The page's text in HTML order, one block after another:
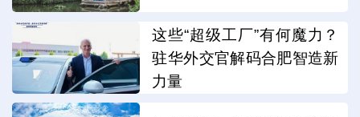
这些“超级工厂”有何魔力？
驻华外交官解码合肥智造新
力量